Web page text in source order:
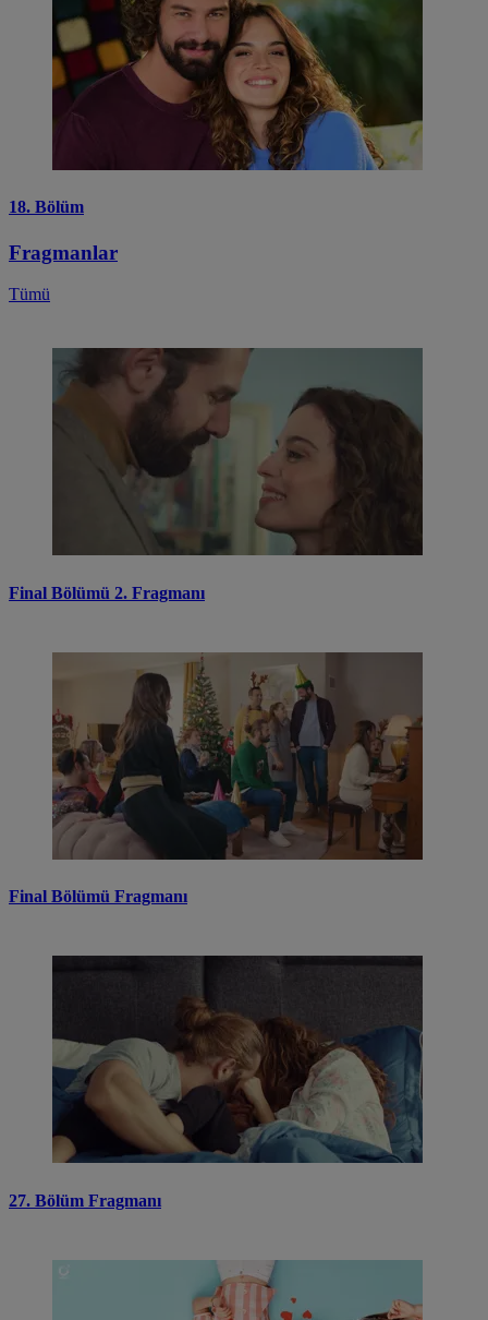
18. Bölüm
Fragmanlar
Tümü
Final Bölümü 2. Fragmanı
Final Bölümü Fragmanı
27. Bölüm Fragmanı